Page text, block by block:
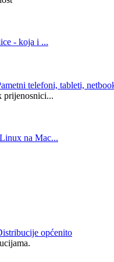
- koja i ...
telefoni, tableti,
prijenosnici...
na Mac...
općenito